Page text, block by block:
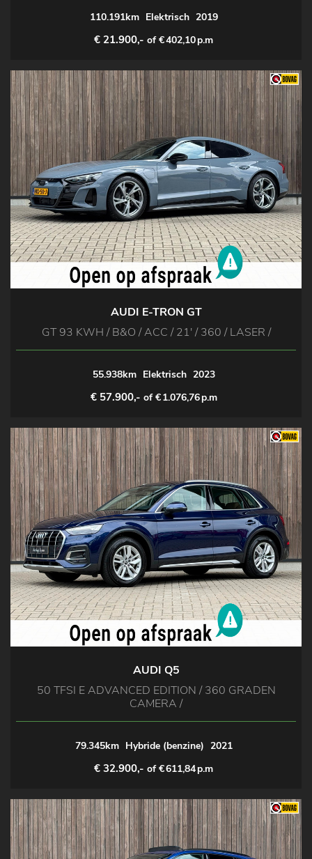
110.191km Elektrisch 2019
€ 21.900,- of €402,10p.m
AUDI E-TRON GT
GT 93 KWH / B&O / ACC / 21' / 360 / LASER /
55.938km Elektrisch 2023
€ 57.900,- of €1.076,76p.m
AUDI Q5
50 TFSI E ADVANCED EDITION / 360 GRADEN
CAMERA /
79.345km Hybride (benzine) 2021
€ 32.900,- of €611,84p.m